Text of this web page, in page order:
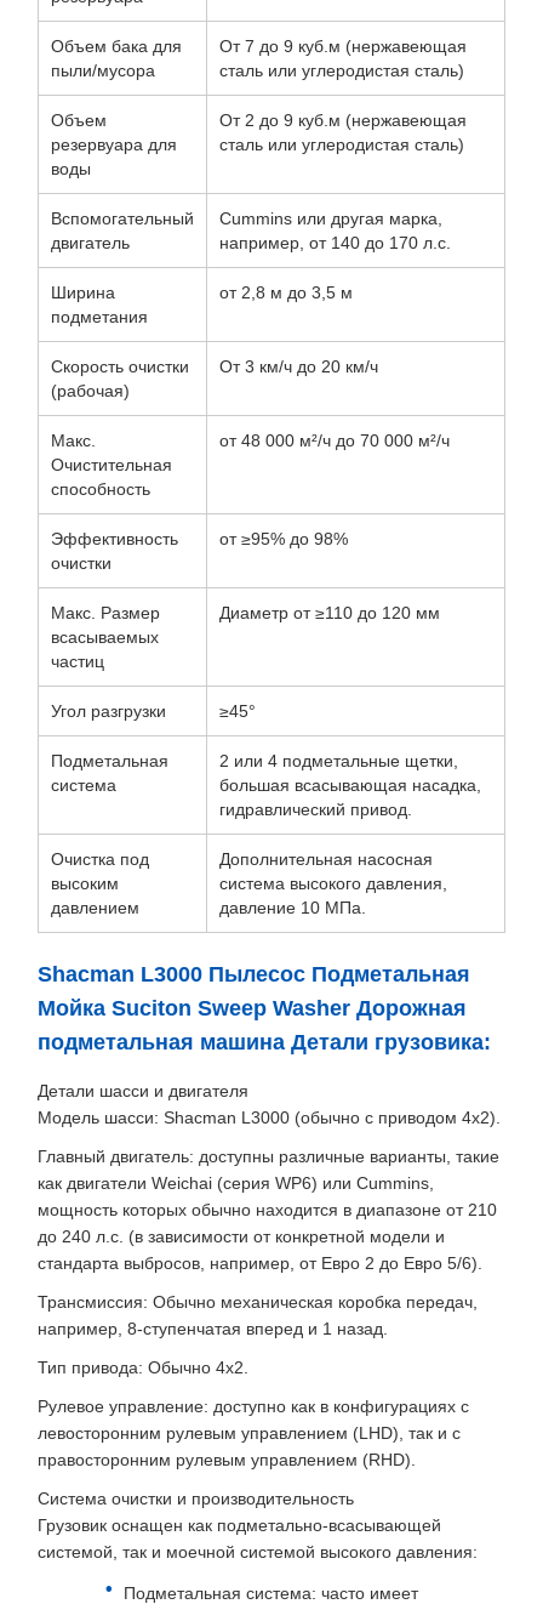
Объем бака для
пыли/мусора
От 7 до 9 куб.м (нержавеющая
сталь или углеродистая сталь)
Объем
резервуара для
воды
От 2 до 9 куб.м (нержавеющая
сталь или углеродистая сталь)
Вспомогательный
двигатель
Cummins или другая марка,
например, от 140 до 170 л.с.
Ширина
подметания
от 2,8 м до 3,5 м
Скорость очистки
(рабочая)
От 3 км/ч до 20 км/ч
Макс.
Очистительная
способность
от 48 000 м²/ч до 70 000 м²/ч
Эффективность
очистки
от ≥95% до 98%
Макс. Размер
всасываемых
частиц
Диаметр от ≥110 до 120 мм
Угол разгрузки ≥45°
Подметальная
система
2 или 4 подметальные щетки,
большая всасывающая насадка,
гидравлический привод.
Очистка под
высоким
давлением
Дополнительная насосная
система высокого давления,
давление 10 МПа.
Shacman L3000 Пылесос Подметальная
Мойка Suciton Sweep Washer Дорожная
подметальная машина Детали грузовика:
Детали шасси и двигателя
Модель шасси: Shacman L3000 (обычно с приводом 4x2).
Главный двигатель: доступны различные варианты, такие
как двигатели Weichai (серия WP6) или Cummins,
мощность которых обычно находится в диапазоне от 210
до 240 л.с. (в зависимости от конкретной модели и
стандарта выбросов, например, от Евро 2 до Евро 5/6).
Трансмиссия: Обычно механическая коробка передач,
например, 8-ступенчатая вперед и 1 назад.
Тип привода: Обычно 4x2.
Рулевое управление: доступно как в конфигурациях с
левосторонним рулевым управлением (LHD), так и с
правосторонним рулевым управлением (RHD).
Система очистки и производительность
Грузовик оснащен как подметально-всасывающей
системой, так и моечной системой высокого давления:
Подметальная система: часто имеет